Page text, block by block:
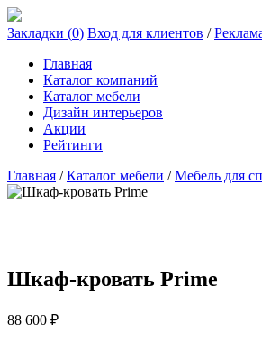
Закладки (0) Вход для клиентов /
Главная
Каталог компаний
Каталог мебели
Дизайн интерьеров
Акции
Рейтинги
Главная /Каталог мебели /Мебель для
Шкаф-кровать Prime
88 600 ₽